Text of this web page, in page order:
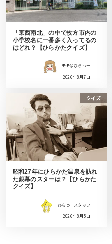
「東西南北」の中で枚方市内の
小学校名に一番多く入ってるの
はどれ？【ひらかたクイズ】
モモ＠ひらつー
2026年8月7日
クイズ
昭和27年にひらかた温泉を訪れ
た銀幕のスターは？【ひらかた
クイズ】
ひらつースタッフ
2026年8月5日